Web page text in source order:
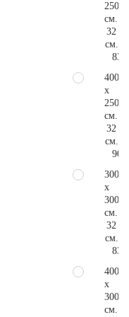
250
см.
32
см.
400
x
250
см.
32
см.
300
x
300
см.
32
см.
400
x
300
см.